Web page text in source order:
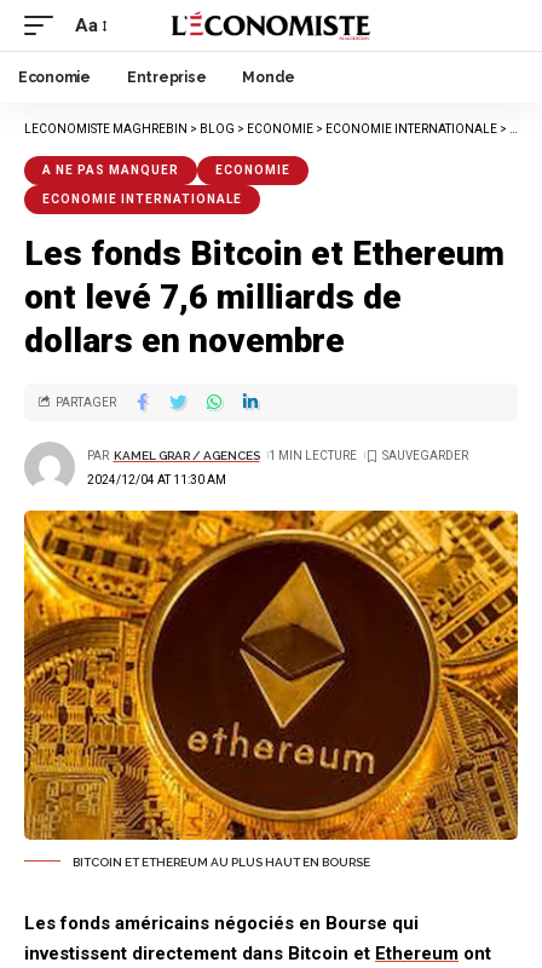
Aa
Economie Entreprise Monde
LECONOMISTE MAGHREBIN > BLOG > ECONOMIE > ECONOMIE INTERNATIONALE >
A NE PAS MANQUER ECONOMIE
ECONOMIE INTERNATIONALE
Les fonds Bitcoin et Ethereum
ont levé 7,6 milliards de
dollars en novembre
2024/12/04 AT 11:30 AM
PAR KAMEL GRAR / AGENCES 1 MIN LECTURE
PARTAGER
BITCOIN ET ETHEREUM AU PLUS HAUT EN BOURSE
Les fonds américains négociés en Bourse qui
investissent directement dans Bitcoin et Ethereum ont